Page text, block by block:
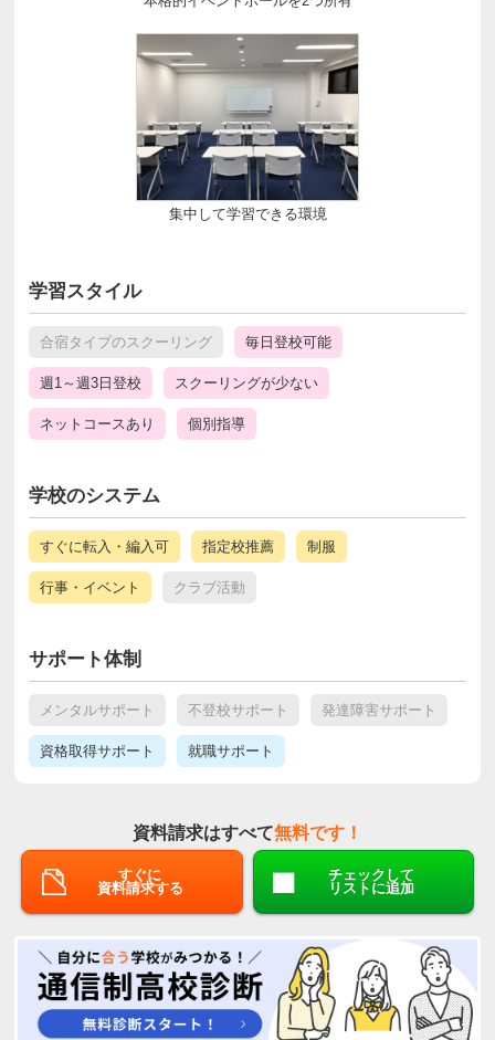
集中して学習できる環境
学習スタイル
合宿タイプのスクーリング 毎日登校可能
週1～週3日登校 スクーリングが少ない
ネットコースあり 個別指導
学校のシステム
すぐに転入・編入可 指定校推薦 制服
行事・イベント クラブ活動
サポート体制
メンタルサポート 不登校サポート 発達障害サポート
資格取得サポート 就職サポート
資料請求はすべて無料です！
すぐに
資料請求する
チェックして
リストに追加